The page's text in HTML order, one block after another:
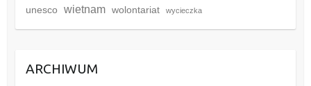
unesco wietnam wolontariat wycieczka
ARCHIWUM